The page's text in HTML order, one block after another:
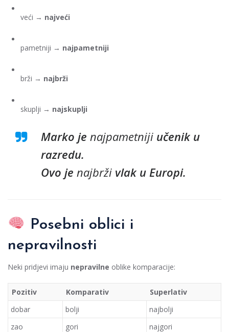
veći → najveći
pametniji → najpametniji
brži → najbrži
skuplji → najskuplji
Marko je najpametniji učenik u
razredu.
Ovo je najbrži vlak u Europi.
Posebni oblici i
nepravilnosti
Neki pridjevi imaju nepravilne oblike komparacije:
Pozitiv Komparativ
Superlativ
dobar
bolji
najbolji
zao
gori
najgori